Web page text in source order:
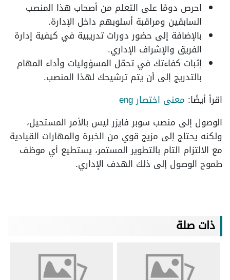
احرص دومًا على التعلم من أصحاب هذا المنصب
السابقين ومراقبة أسلوبهم داخل الإدارة.
بالإضافة إلى حضور دورات تدريبية في كيفية إدارة
الفريق والإشراف الإداري.
إثبات كفاءتك في تحمّل المسؤوليات وأداء المهام
بالتدريج إلى أن يتم ترشيحك لهذا المنصب.
اقرأ أيضًا: معنى اختصار eng
الوصول إلى منصب سوبر فايزر ليس بالأمر المستحيل،
ولكنه يحتاج إلى مزيج قوي من الخبرة والمهارات القيادية
مع الالتزام التام بالتطوير المستمر، يستطيع أي موظف
طموح الوصول إلى ذلك الهدف الإداري.
ذات صلة